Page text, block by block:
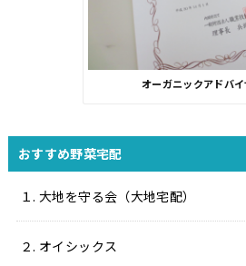
オーガニックアドバ
おすすめ野菜宅配
１. 大地を守る会（大地宅配）
２. オイシックス